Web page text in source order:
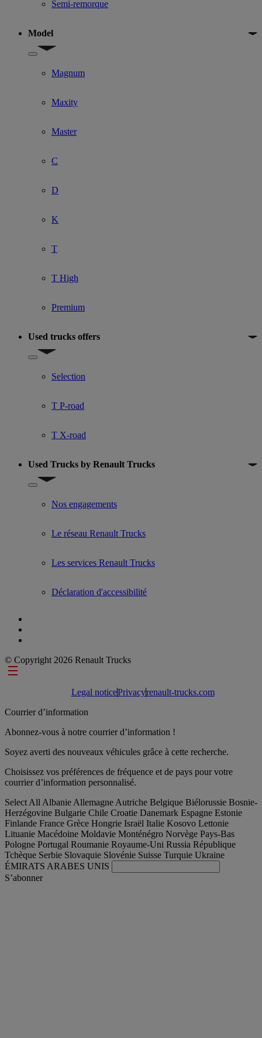
Semi-remorque
Model
Show submenu for Model
Magnum
Maxity
Master
C
D
K
T
T High
Premium
Used trucks offers
Show submenu for Used trucks offers
Selection
T P-road
T X-road
Used Trucks by Renault Trucks
Show submenu for Used Trucks by Renault Trucks
Nos engagements
Le réseau Renault Trucks
Les services Renault Trucks
Déclaration d'accessibilité
© Copyright 2026 Renault Trucks
Footer links
Legal noticePrivacyrenault-trucks.com
Courrier d’information
Abonnez-vous à notre courrier d’information !
Soyez averti des nouveaux véhicules grâce à cette recherche.
Choisissez vos préférences de fréquence et de pays pour votre
courrier d’information personnalisé.
Select All Albanie Allemagne Autriche Belgique Biélorussie Bosnie-
Herzégovine Bulgarie Chile Croatie Danemark Espagne Estonie
Finlande France Grèce Hongrie Israël Italie Kosovo Lettonie
Lituanie Macédoine Moldavie Monténégro Norvège Pays-Bas
Pologne Portugal Roumanie Royaume-Uni Russia République
Tchèque Serbie Slovaquie Slovénie Suisse Turquie Ukraine
ÉMIRATS ARABES UNIS
S’abonner